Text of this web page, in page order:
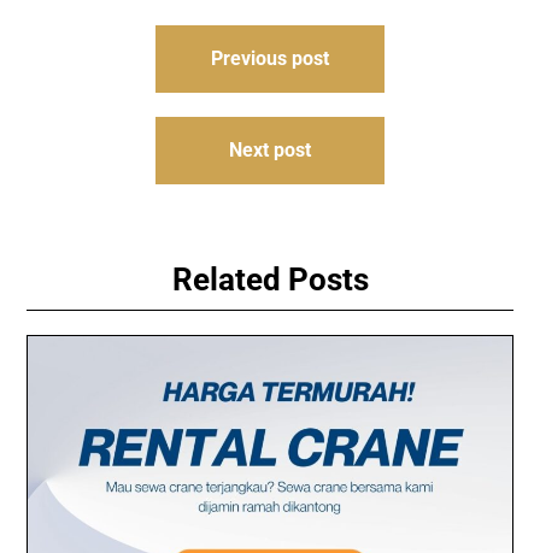
Previous post
Next post
Related Posts